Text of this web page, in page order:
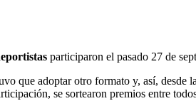
participaron el pasado 27 de
que adoptar otro formato y, así,
se sortearon premios entre